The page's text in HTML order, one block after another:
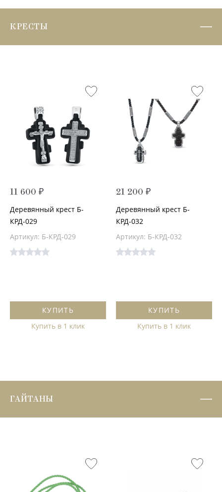
КРЕСТЫ
11 600 ₽
Деревянный крест Б-
КРД-029
Артикул: Б-КРД-029
КУПИТЬ
Купить в 1 клик
21 200 ₽
Деревянный крест Б-
КРД-032
Артикул: Б-КРД-032
КУПИТЬ
Купить в 1 клик
ГАЙТАНЫ